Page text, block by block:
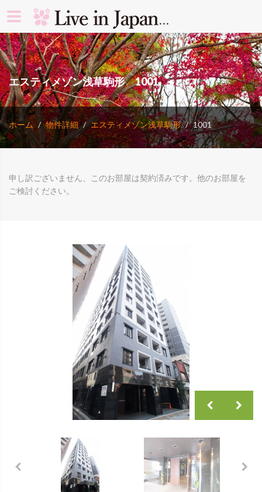
エスティメゾン浅草駒形 1001
ホーム 物件詳細 エスティメゾン浅草駒形 1001
申し訳ございません、このお部屋は契約済みです。他のお部屋を
ご検討ください。